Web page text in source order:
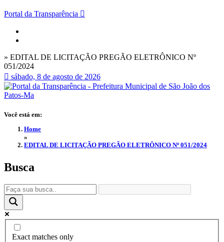
Portal da Transparência
» EDITAL DE LICITAÇÃO PREGÃO ELETRÔNICO Nº
051/2024
sábado, 8 de agosto de 2026
Você está em:
Home
»
EDITAL DE LICITAÇÃO PREGÃO ELETRÔNICO Nº 051/2024
Busca
Exact matches only